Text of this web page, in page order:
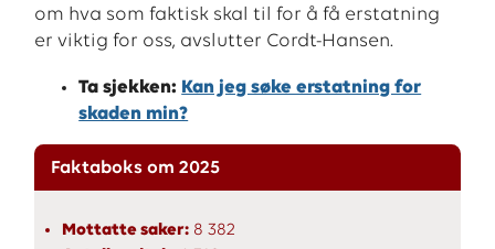
om hva som faktisk skal til for å få erstatning
er viktig for oss, avslutter Cordt-Hansen.
Ta sjekken: Kan jeg søke erstatning for
skaden min?
Faktaboks om 2025
Mottatte saker: 8 382